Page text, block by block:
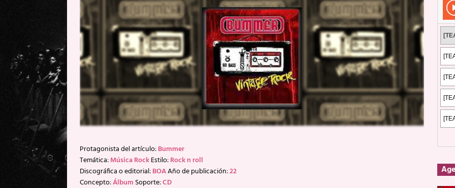
[ 17 mayo, 2026 ] Fito & Fitipaldis: Su ‘aullido’ retumbó ferozmente en Fuengirola.
REPORTAJES
[ 5 agosto, 2026 ]
Florent Gorges: La historia de Nintendo Vol. 2 PUBLICACIONES
Protagonista del artículo:Bummer
Temática:Música RockEstilo:Rock n roll
Discográfica o editorial:BOAAño de publicación:22
Concepto:Álbum Soporte:CD